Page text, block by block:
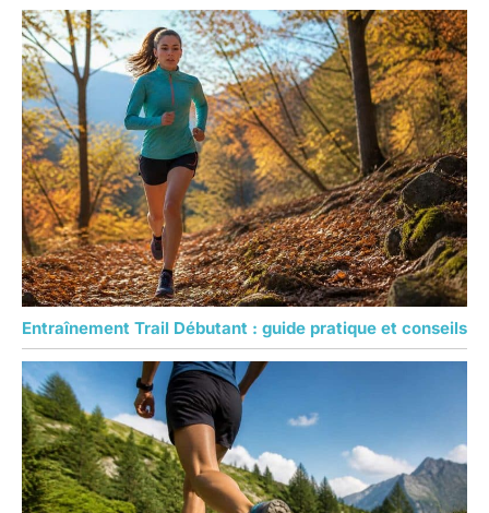
Entraînement Trail Débutant : guide pratique et conseils